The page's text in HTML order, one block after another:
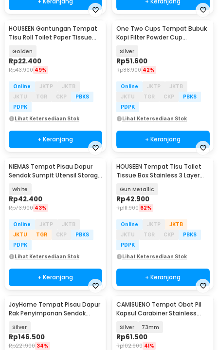
HOUSEEN Gantungan Tempat
Tisu Roll Toilet Paper Tissue
Golden
Rp22.400
Rp43.900 49%
Online JKTP
JKTB
JKTU
TGR CKP
PBKS
PDPK
Lihat Ketersediaan Stok
+ Keranjang
One Two Cups Tempat Bubuk
Kopi Filter Powder Cup
Silver
Rp51.600
Rp88.900 42%
Online JKTP
JKTB
JKTU
TGR CKP
PBKS
PDPK
Lihat Ketersediaan Stok
+ Keranjang
NIEMAS Tempat Pisau Dapur
Sendok Sumpit Utensil Storage
White
Rp42.400
Rp73.900 43%
Online JKTP
JKTB
JKTU
TGR CKP
PBKS
PDPK
Lihat Ketersediaan Stok
+ Keranjang
HOUSEEN Tempat Tisu Toilet
Tissue Box Stainless 3 Layer
Gun Metallic
Rp42.900
Rp111.900 62%
Online JKTP
JKTB
JKTU
TGR CKP
PBKS
PDPK
Lihat Ketersediaan Stok
+ Keranjang
JoyHome Tempat Pisau Dapur
Rak Penyimpanan Sendok
Silver
Rp146.500
Rp221.900 34%
CAMISUENO Tempat Obat Pil
Kapsul Carabiner Stainless
Silver 73mm
Rp61.500
Rp102.900 41%